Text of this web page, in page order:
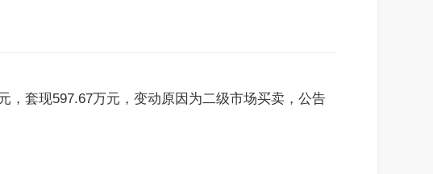
，套现597.67万元，变动原因为二级市场买卖，公告